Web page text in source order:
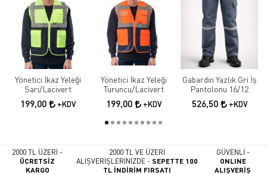
Yönetici İkaz Yeleği
Sarı/Lacivert
199,00 +KDV
Yönetici İkaz Yeleği
Turuncu/Lacivert
199,00 +KDV
Gabardin Yazlık Gri İş
Pantolonu 16/12
526,50 +KDV
2000 TL ÜZERİ -
ÜCRETSİZ
KARGO
2000 TL VE ÜZERİ
ALIŞVERİŞLERİNİZDE -SEPETTE 100
TL İNDİRİM FIRSATI
GÜVENLİ -
ONLINE
ALIŞVERİŞ